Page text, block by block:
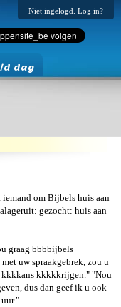
Niet ingelogd. Log in?
d dag
om Bijbels huis aan
gezocht: huis aan
graag bbbbijbels
uw spraakgebrek, zou u
kkkkans kkkkkrijgen." "Nou
dus dan geef ik u ook